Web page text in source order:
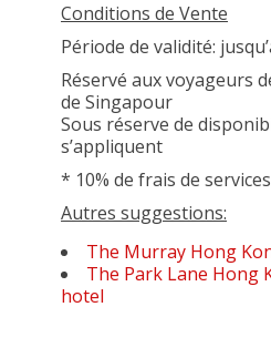
Conditions de Vente
Période de validité:
Réservé aux voyageurs
de Singapour
Sous réserve de
s’appliquent
* 10% de frais de
Autres suggestions:
The Murray Hong
The Park Lane Hong
hotel